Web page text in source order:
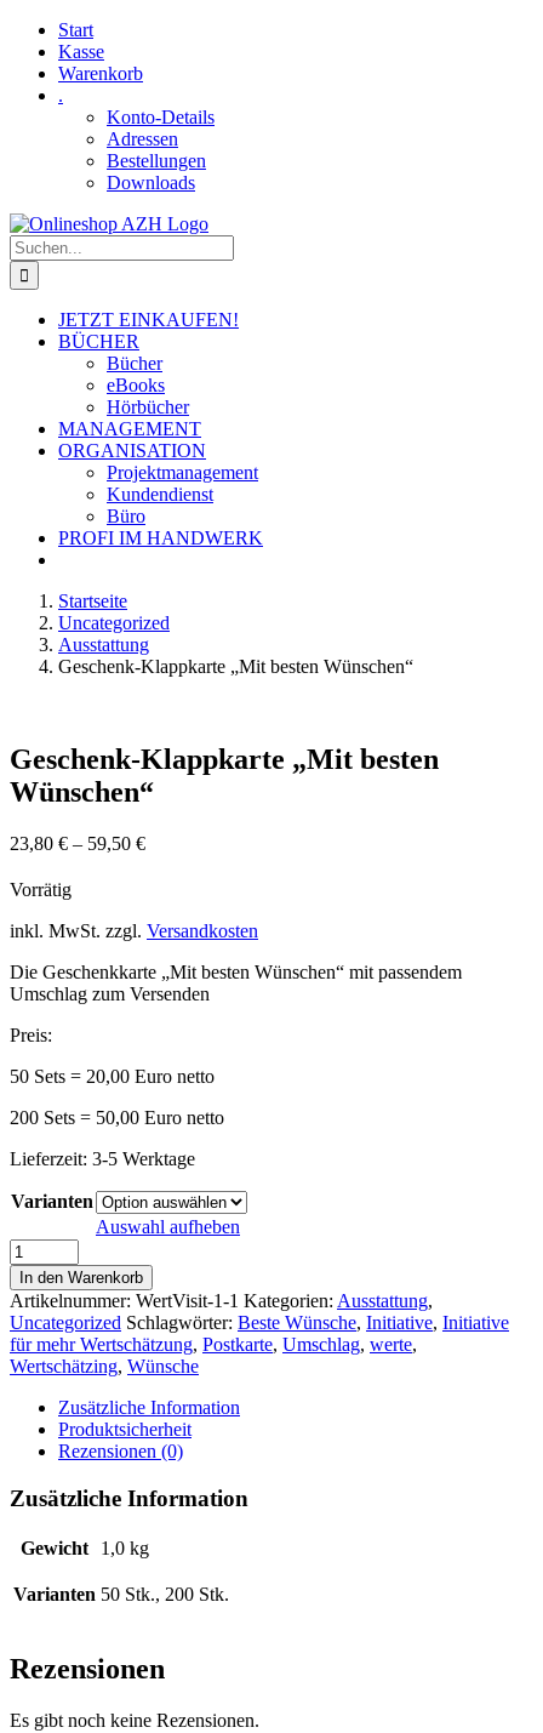
Skip
content
Facebook
YouTubeStart
Kasse
Warenkorb
.
Konto-Details
Adressen
Bestellungen
Downloads
Suche
nach:
JETZT EINKAUFEN!
BÜCHER
Bücher
eBooks
Hörbücher
MANAGEMENT
ORGANISATION
Projektmanagement
Kundendienst
Büro
PROFI IM HANDWERK
Startseite
Uncategorized
Ausstattung
Geschenk-Klappkarte „Mit besten Wünschen“
Geschenk-Klappkarte „Mit besten
Wünschen“
23,80 € – 59,50 €
Vorrätig
inkl. MwSt. zzgl. Versandkosten
Die Geschenkkarte „Mit besten Wünschen“ mit passendem
Umschlag zum Versenden
Preis:
50 Sets = 20,00 Euro netto
200 Sets = 50,00 Euro netto
Lieferzeit: 3-5 Werktage
Varianten
Auswahl aufheben
Geschenk-
Klappkarte
"Mit
besten
Wünschen"
Menge
In den Warenkorb
Artikelnummer: WertVisit-1-1 Kategorien: Ausstattung,
Uncategorized Schlagwörter: Beste Wünsche, Initiative, Initiative
für mehr Wertschätzung, Postkarte, Umschlag, werte,
Wertschätzing, Wünsche
Zusätzliche Information
Produktsicherheit
Rezensionen (0)
Zusätzliche Information
Gewicht 1,0 kg
Varianten 50 Stk., 200 Stk.
Rezensionen
Es gibt noch keine Rezensionen.